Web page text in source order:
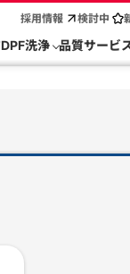
採用情報 検討中
DPF洗浄 品質サービ